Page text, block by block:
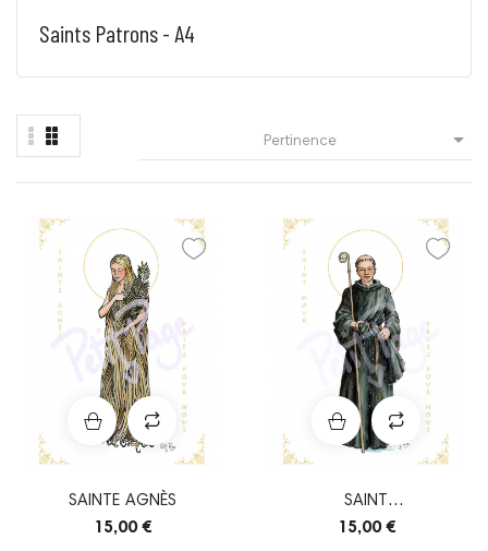
Saints Patrons - A4
Pertinence 
SAINTE AGNÈS
15,00 €
SAINT
AMAURY/MAUR/ALMARIC
15,00 €